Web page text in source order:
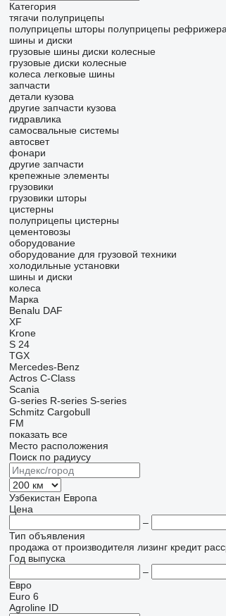
Категория
тягачи полуприцепы
полуприцепы шторы полуприцепы
шины и диски
грузовые шины диски колесные
грузовые диски колесные
колеса легковые шины
запчасти
детали кузова
другие запчасти кузова
гидравлика
самосвальные системы
автосвет
фонари
другие запчасти
крепежные элементы
грузовики
грузовики шторы
цистерны
полуприцепы цистерны
цементовозы
оборудование
оборудование для грузовой техники
холодильные установки
шины и диски
колеса
Марка
Benalu DAF
XF
Krone
S 24
TGX
Mercedes-Benz
Actros C-Class
Scania
G-series R-series S-series
Schmitz Cargobull
FM
показать все
Место расположения
Поиск по радиусу
Узбекистан Европа
Цена
–
Тип объявления
продажа от производителя лизинг кредит
Год выпуска
–
Евро
Euro 6
Agroline ID